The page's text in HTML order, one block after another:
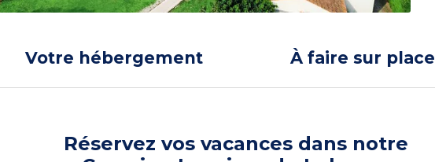
Votre hébergement À faire sur place
Réservez vos vacances dans notre